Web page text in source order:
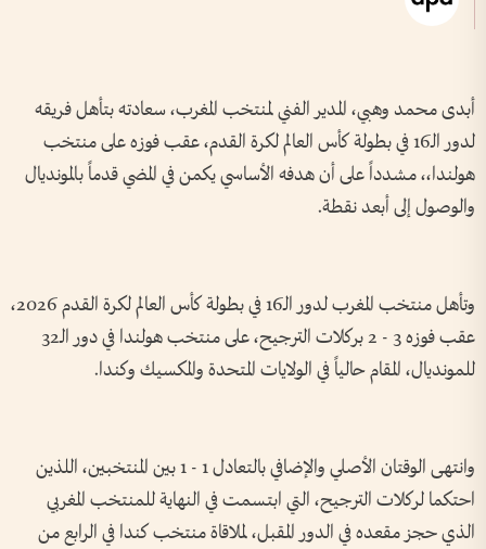
أبدى محمد وهبي، المدير الفني لمنتخب المغرب، سعادته بتأهل فريقه
لدور الـ16 في بطولة كأس العالم لكرة القدم، عقب فوزه على منتخب
هولندا،، مشدداً على أن هدفه الأساسي يكمن في المضي قدماً بالمونديال
والوصول إلى أبعد نقطة.
وتأهل منتخب المغرب لدور الـ16 في بطولة كأس العالم لكرة القدم 2026،
عقب فوزه 3 - 2 بركلات الترجيح، على منتخب هولندا في دور الـ32
للمونديال، المقام حالياً في الولايات المتحدة والمكسيك وكندا.
وانتهى الوقتان الأصلي والإضافي بالتعادل 1 - 1 بين المنتخبين، اللذين
احتكما لركلات الترجيح، التي ابتسمت في النهاية للمنتخب المغربي
الذي حجز مقعده في الدور المقبل، لملاقاة منتخب كندا في الرابع من